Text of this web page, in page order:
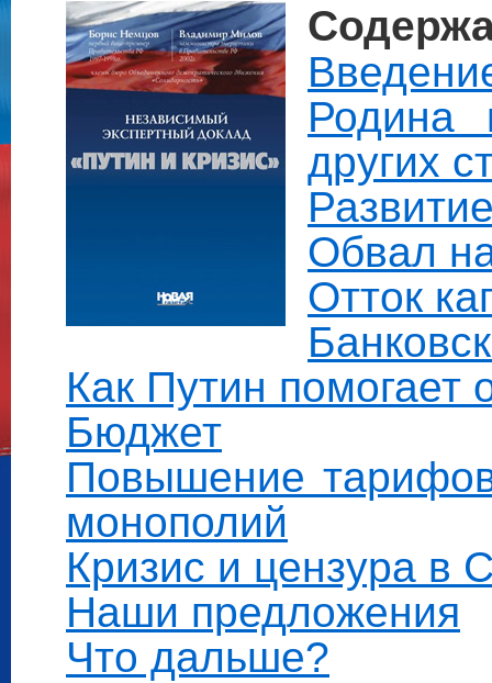
других
Обвал
Отток
Как Путин помогает
Бюджет
Повышение
монополий
Кризис и цензура в
Наши предложения
Что дальше?